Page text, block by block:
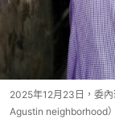
2025年12月23日，委
Agustin neighborhood